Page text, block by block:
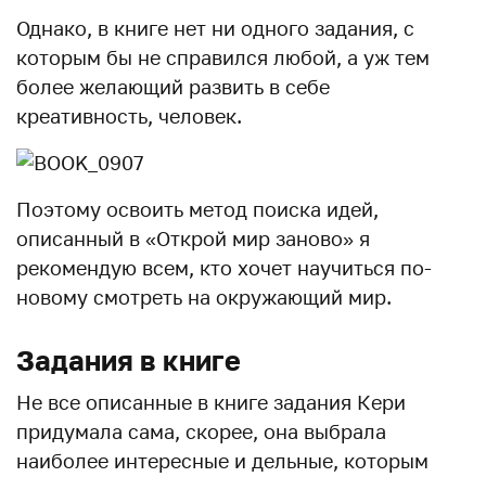
Однако, в книге нет ни одного задания, с
которым бы не справился любой, а уж тем
более желающий развить в себе
креативность, человек.
Поэтому освоить метод поиска идей,
описанный в «Открой мир заново» я
рекомендую всем, кто хочет научиться по-
новому смотреть на окружающий мир.
Задания в книге
Не все описанные в книге задания Кери
придумала сама, скорее, она выбрала
наиболее интересные и дельные, которым